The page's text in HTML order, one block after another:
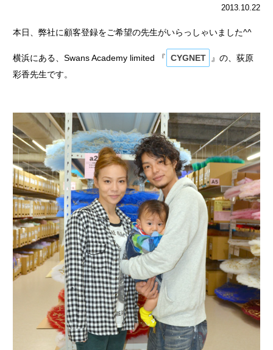
2013.10.22
本日、弊社に顧客登録をご希望の先生がいらっしゃいました^^
横浜にある、Swans Academy limited 『 CYGNET
』の、荻原
彩香先生です。